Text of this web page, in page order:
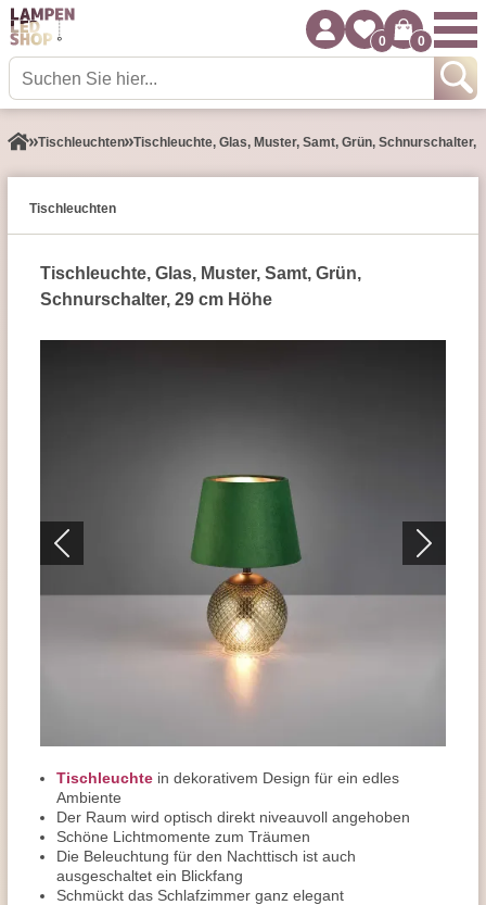
0 0
Tisch­leuchten Tischleuchte, Glas, Muster, Samt, Grün, Schnurschalter,
Tisch­leuchten
Tischleuchte, Glas, Muster, Samt, Grün,
Schnurschalter, 29 cm Höhe
Tischleuchte in dekorativem Design für ein edles
Ambiente
Der Raum wird optisch direkt niveauvoll angehoben
Schöne Lichtmomente zum Träumen
Die Beleuchtung für den Nachttisch ist auch
ausgeschaltet ein Blickfang
Schmückt das Schlafzimmer ganz elegant